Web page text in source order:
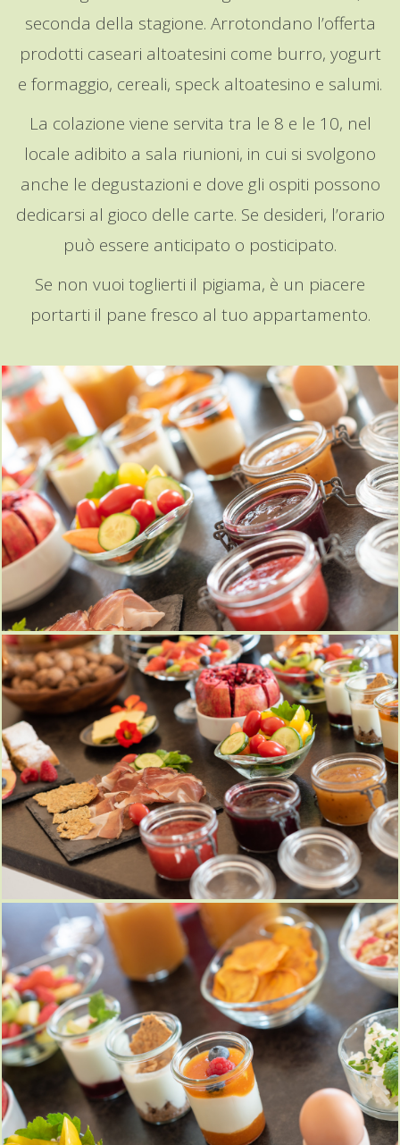
seconda della stagione. Arrotondano l’offerta
prodotti caseari altoatesini come burro, yogurt
e formaggio, cereali, speck altoatesino e salumi.
La colazione viene servita tra le 8 e le 10, nel
locale adibito a sala riunioni, in cui si svolgono
anche le degustazioni e dove gli ospiti possono
dedicarsi al gioco delle carte. Se desideri, l’orario
può essere anticipato o posticipato.
Se non vuoi toglierti il pigiama, è un piacere
portarti il pane fresco al tuo appartamento.